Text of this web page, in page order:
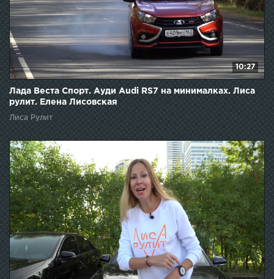
10:27
Лада Веста Спорт. Ауди Audi RS7 на минималках. Лиса
рулит. Елена Лисовская
Лиса Рулит